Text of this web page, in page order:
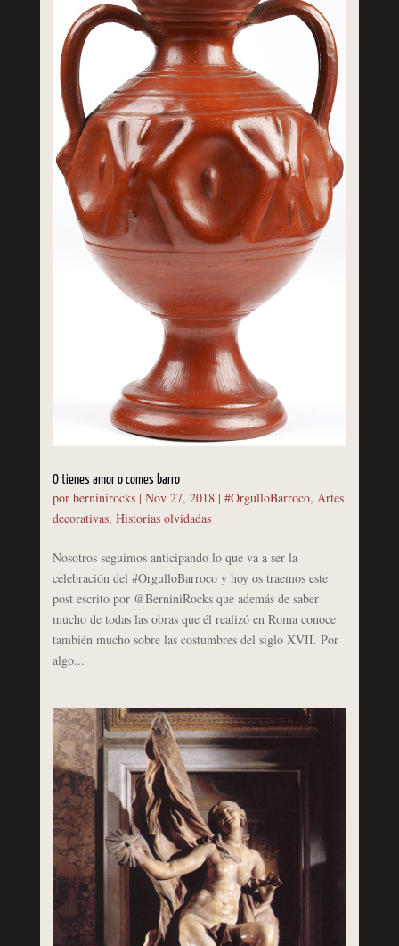
O tienes amor o comes barro
por berninirocks| Nov 27, 2018| #OrgulloBarroco, Artes
decorativas, Historias olvidadas
Nosotros seguimos anticipando lo que va a ser la
celebración del #OrgulloBarroco y hoy os traemos este
post escrito por @BerniniRocks que además de saber
mucho de todas las obras que él realizó en Roma conoce
también mucho sobre las costumbres del siglo XVII. Por
algo...